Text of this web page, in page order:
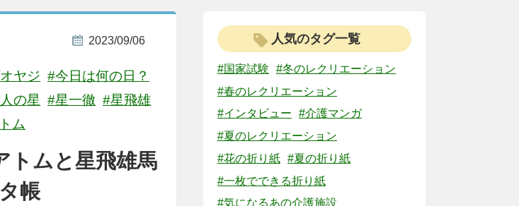
2023/09/06
ヤジ #今日は何の日？
の星 #星一徹 #星飛雄
ム
トムと星飛雄馬
帳
人気のタグ一覧
#国家試験
#冬のレクリエーション
#春のレクリエーション
#インタビュー
#介護マンガ
#夏のレクリエーション
#花の折り紙 #夏の折り紙
#一枚でできる折り紙
#気になるあの介護施設